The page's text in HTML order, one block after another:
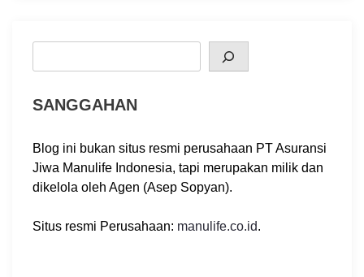
SANGGAHAN
Blog ini bukan situs resmi perusahaan PT Asuransi
Jiwa Manulife Indonesia, tapi merupakan milik dan
dikelola oleh Agen (Asep Sopyan).
Situs resmi Perusahaan: manulife.co.id.